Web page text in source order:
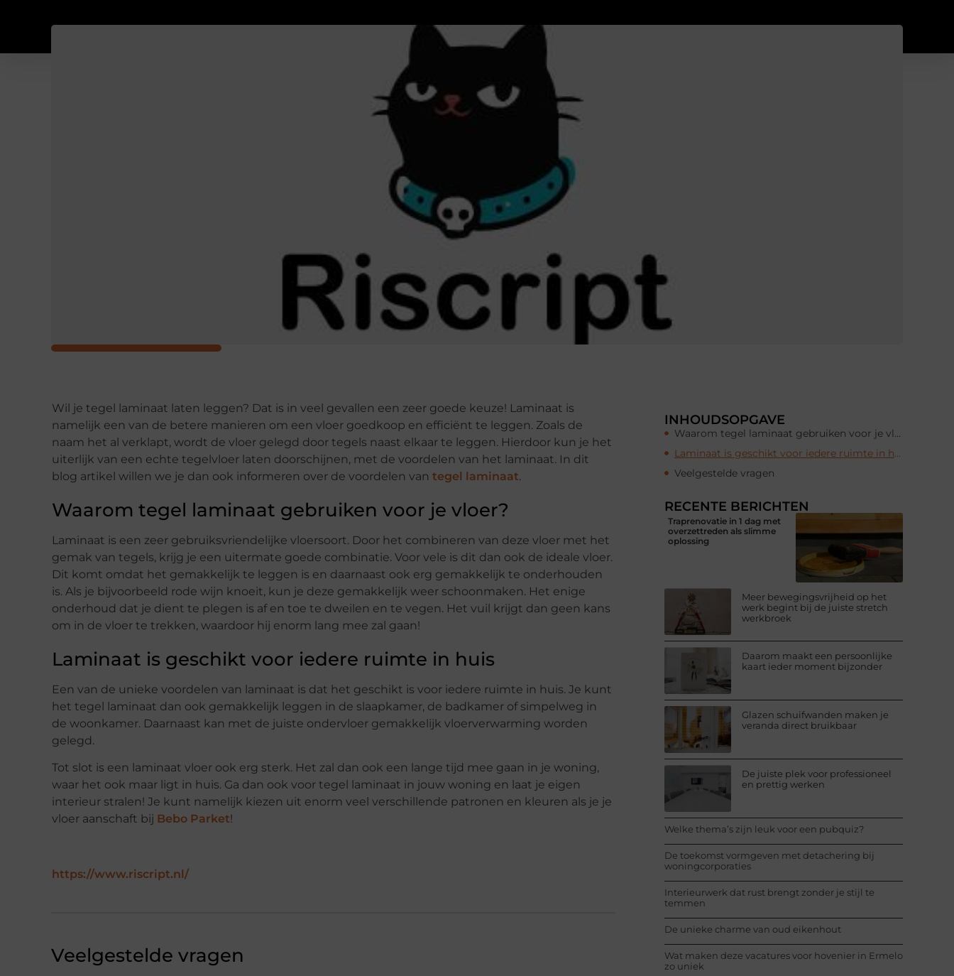
Wil je tegel laminaat laten leggen? Dat is in veel gevallen een zeer goede keuze! Laminaat is
namelijk een van de betere manieren om een vloer goedkoop en efficiënt te leggen. Zoals de
naam het al verklapt, wordt de vloer gelegd door tegels naast elkaar te leggen. Hierdoor kun je het
uiterlijk van een echte tegelvloer laten doorschijnen, met de voordelen van het laminaat. In dit
blog artikel willen we je dan ook informeren over de voordelen van tegel laminaat.
Waarom tegel laminaat gebruiken voor je vloer?
Laminaat is een zeer gebruiksvriendelijke vloersoort. Door het combineren van deze vloer met het
gemak van tegels, krijg je een uitermate goede combinatie. Voor vele is dit dan ook de ideale vloer.
Dit komt omdat het gemakkelijk te leggen is en daarnaast ook erg gemakkelijk te onderhouden
is. Als je bijvoorbeeld rode wijn knoeit, kun je deze gemakkelijk weer schoonmaken. Het enige
onderhoud dat je dient te plegen is af en toe te dweilen en te vegen. Het vuil krijgt dan geen kans
om in de vloer te trekken, waardoor hij enorm lang mee zal gaan!
Laminaat is geschikt voor iedere ruimte in huis
Een van de unieke voordelen van laminaat is dat het geschikt is voor iedere ruimte in huis. Je kunt
het tegel laminaat dan ook gemakkelijk leggen in de slaapkamer, de badkamer of simpelweg in
de woonkamer. Daarnaast kan met de juiste ondervloer gemakkelijk vloerverwarming worden
gelegd.
Tot slot is een laminaat vloer ook erg sterk. Het zal dan ook een lange tijd mee gaan in je woning,
waar het ook maar ligt in huis. Ga dan ook voor tegel laminaat in jouw woning en laat je eigen
interieur stralen! Je kunt namelijk kiezen uit enorm veel verschillende patronen en kleuren als je je
vloer aanschaft bij Bebo Parket!
https://www.riscript.nl/
Veelgestelde vragen
INHOUDSOPGAVE
Waarom tegel laminaat gebruiken voor je vloer?
Laminaat is geschikt voor iedere ruimte in huis
Veelgestelde vragen
RECENTE BERICHTEN
Traprenovatie in 1 dag met
overzettreden als slimme
oplossing
Meer bewegingsvrijheid op het
werk begint bij de juiste stretch
werkbroek
Daarom maakt een persoonlijke
kaart ieder moment bijzonder
Glazen schuifwanden maken je
veranda direct bruikbaar
De juiste plek voor professioneel
en prettig werken
Welke thema’s zijn leuk voor een pubquiz?
De toekomst vormgeven met detachering bij
woningcorporaties
Interieurwerk dat rust brengt zonder je stijl te
temmen
De unieke charme van oud eikenhout
Wat maken deze vacatures voor hovenier in Ermelo
zo uniek